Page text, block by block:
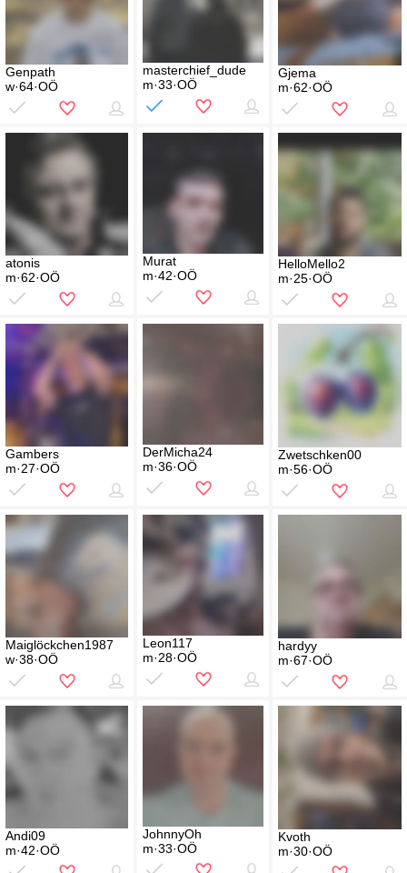
Genpath
w·64·OÖ
masterchief_dude
m·33·OÖ
Gjema
m·62·OÖ
atonis
m·62·OÖ
Murat
m·42·OÖ
HelloMello2
m·25·OÖ
Gambers
m·27·OÖ
DerMicha24
m·36·OÖ
Zwetschken00
m·56·OÖ
Maiglöckchen1987
w·38·OÖ
Leon117
m·28·OÖ
hardyy
m·67·OÖ
Andi09
m·42·OÖ
JohnnyOh
m·33·OÖ
Kvoth
m·30·OÖ